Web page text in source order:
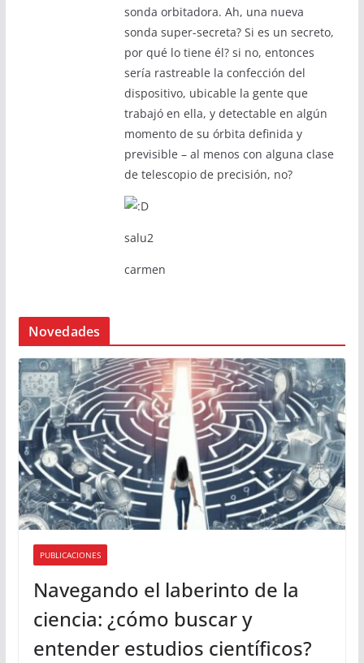
sonda orbitadora. Ah, una nueva
sonda super-secreta? Si es un secreto,
por qué lo tiene él? si no, entonces
sería rastreable la confección del
dispositivo, ubicable la gente que
trabajó en ella, y detectable en algún
momento de su órbita definida y
previsible – al menos con alguna clase
de telescopio de precisión, no?
salu2
carmen
Novedades
PUBLICACIONES
Navegando el laberinto de la
ciencia: ¿cómo buscar y
entender estudios científicos?